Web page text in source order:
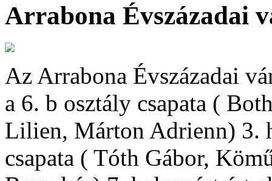
Arrabona Évszázadai
Az Arrabona Évszázadai
a 6. b osztály csapata (
Lilien, Márton Adrienn) 3.
csapata ( Tóth Gábor,